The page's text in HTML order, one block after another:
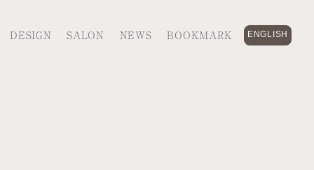
DESIGN SALON NEWS BOOKMARK ENGLISH